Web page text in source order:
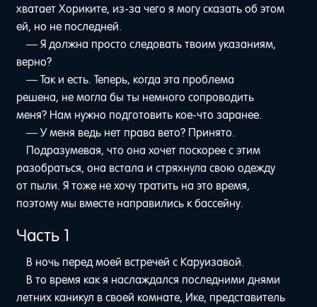
хватает Хориките, из-за чего я могу сказать об этом
ей, но не последней.
— Я должна просто следовать твоим указаниям,
верно?
— Так и есть. Теперь, когда эта проблема
решена, не могла бы ты немного сопроводить
меня? Нам нужно подготовить кое-что заранее.
— У меня ведь нет права вето? Принято.
Подразумевая, что она хочет поскорее с этим
разобраться, она встала и стряхнула свою одежду
от пыли. Я тоже не хочу тратить на это время,
поэтому мы вместе направились к бассейну.
Часть 1
В ночь перед моей встречей с Каруизавой.
В то время как я наслаждался последними днями
летних каникул в своей комнате, Ике, представитель